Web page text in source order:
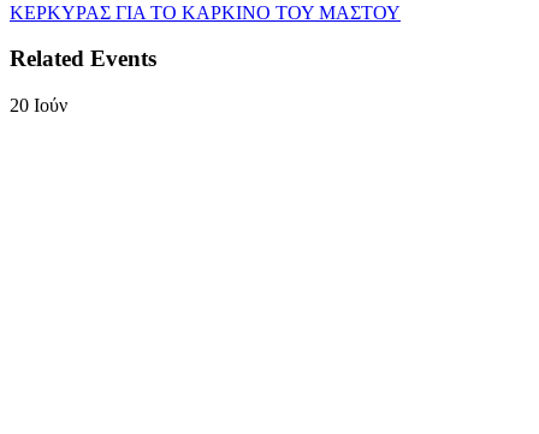
ΚΕΡΚΥΡΑΣ ΓΙΑ ΤΟ ΚΑΡΚΙΝΟ ΤΟΥ ΜΑΣΤΟΥ
Related Events
20 Ιούν